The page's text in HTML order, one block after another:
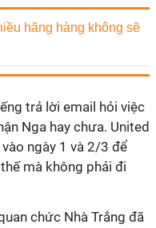
hãng hàng không sẽ
trả lời email hỏi việc
Nga hay chưa. United
ngày 1 và 2/3 để
mà không phải đi
chức Nhà Trắng đã